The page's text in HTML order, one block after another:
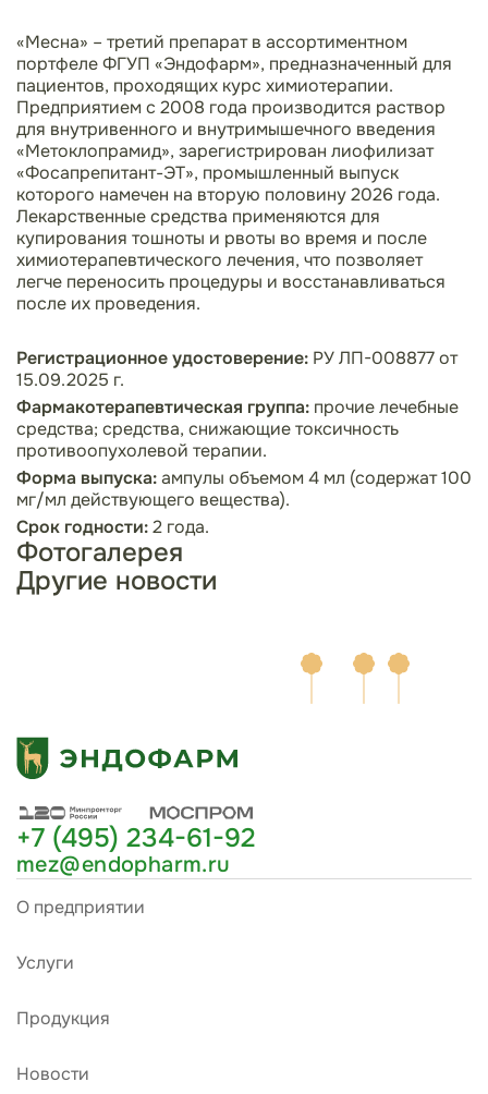
«Месна» – третий препарат в ассортиментном
портфеле ФГУП «Эндофарм», предназначенный для
пациентов, проходящих курс химиотерапии.
Предприятием с 2008 года производится раствор
для внутривенного и внутримышечного введения
«Метоклопрамид», зарегистрирован лиофилизат
«Фосапрепитант-ЭТ», промышленный выпуск
которого намечен на вторую половину 2026 года.
Лекарственные средства применяются для
купирования тошноты и рвоты во время и после
химиотерапевтического лечения, что позволяет
легче переносить процедуры и восстанавливаться
после их проведения.
Регистрационное удостоверение: РУ ЛП-008877 от
15.09.2025 г.
Фармакотерапевтическая группа: прочие лечебные
средства; средства, снижающие токсичность
противоопухолевой терапии.
Форма выпуска:ампулы объемом 4 мл (содержат 100
мг/мл действующего вещества).
Срок годности:2 года.
Фотогалерея
Другие новости
+7 (495) 234-61-92
mez@endopharm.ru
О предприятии
Услуги
Продукция
Новости